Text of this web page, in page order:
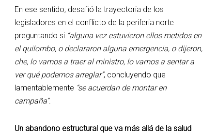
En ese sentido, desafió la trayectoria de los
legisladores en el conflicto de la periferia norte
preguntando si “alguna vez estuvieron ellos metidos en
el quilombo, o declararon alguna emergencia, o dijeron,
che, lo vamos a traer al ministro, lo vamos a sentar a
ver qué podemos arreglar”, concluyendo que
lamentablemente “se acuerdan de montar en
campaña”.
Un abandono estructural que va más allá de la salud